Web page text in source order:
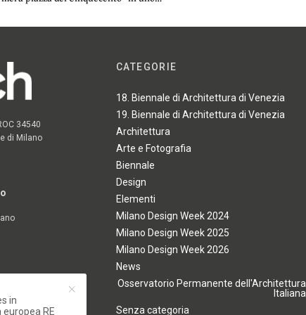
34540
di Milano
CATEGORIE
18. Biennale di Architettura di Venezia
19. Biennale di Architettura di Venezia
Architettura
Arte e Fotografia
Biennale
Design
Elementi
Milano Design Week 2024
Milano Design Week 2025
Milano Design Week 2026
News
Osservatorio Permanente dell'Architettura
Italiana
Senza categoria
in
RE